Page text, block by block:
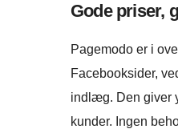
Gode priser,
Pagemodo er i
Facebooksider,
indlæg. Den giver
kunder. Ingen